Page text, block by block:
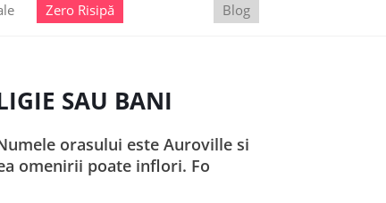
Zero Risipă Blog
SAU BANI
Numele orasului este Auroville si
omenirii poate inflori. Fo